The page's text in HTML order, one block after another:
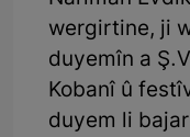
wergirtine, ji
duyemîn a
Kobanî û
duyem li